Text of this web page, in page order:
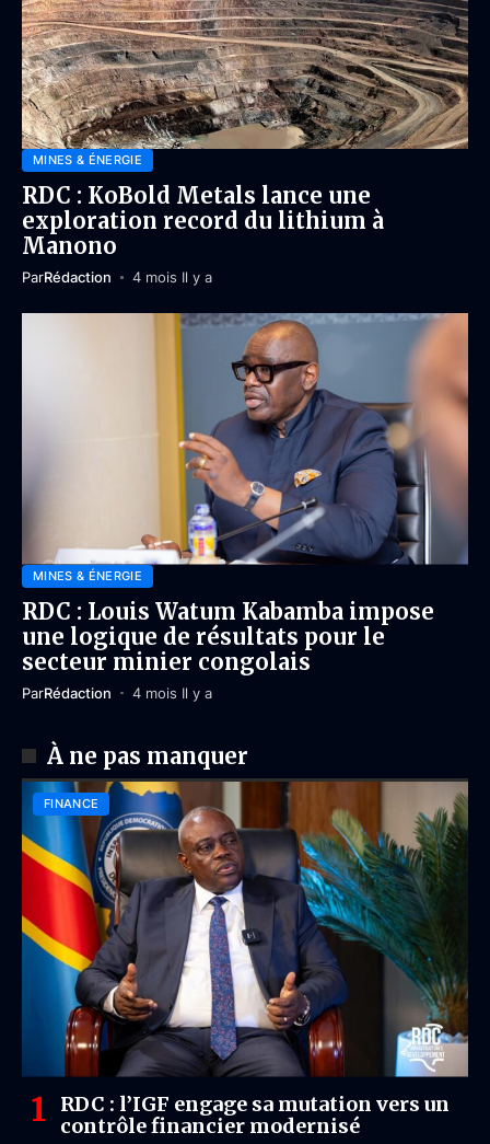
MINES & ÉNERGIE
RDC : KoBold Metals lance une
exploration record du lithium à
Manono
ParRédaction 4 mois Il y a
MINES & ÉNERGIE
RDC : Louis Watum Kabamba impose
une logique de résultats pour le
secteur minier congolais
ParRédaction 4 mois Il y a
À ne pas manquer
FINANCE
RDC : l’IGF engage sa mutation vers un
contrôle financier modernisé